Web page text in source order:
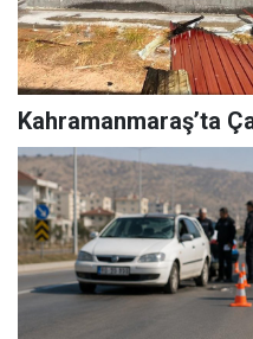
Kahramanmaraş’ta